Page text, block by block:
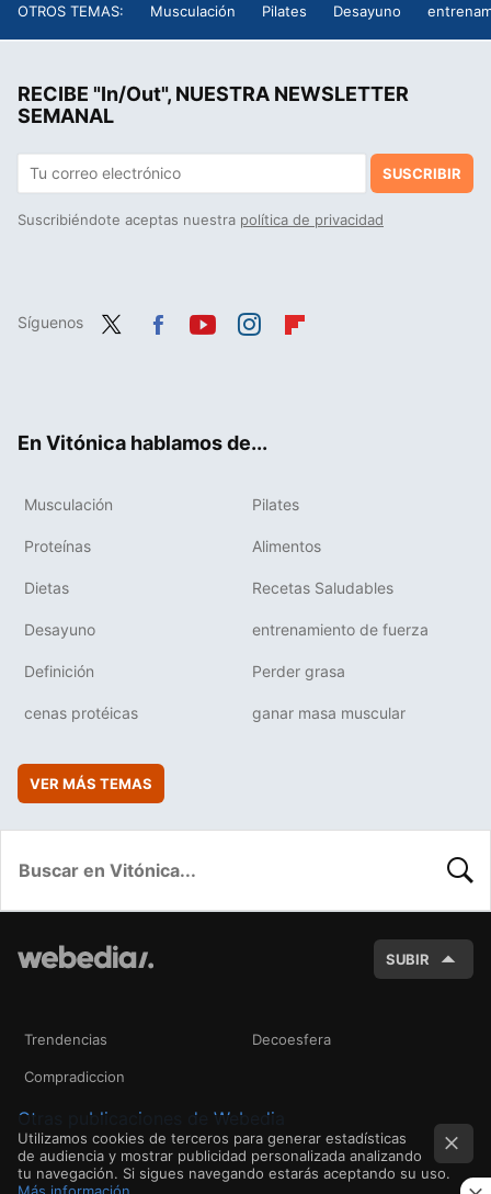
OTROS TEMAS: Musculación Pilates Desayuno
RECIBE "In/Out", NUESTRA NEWSLETTER
SEMANAL
SUSCRIBIR
Suscribiéndote aceptas nuestra política de privacidad
Síguenos
En Vitónica hablamos de...
Musculación Pilates
Proteínas Alimentos
Dietas Recetas Saludables
Desayuno entrenamiento de fuerza
Definición Perder grasa
cenas protéicas ganar masa muscular
VER MÁS TEMAS
SUBIR
Trendencias Decoesfera
Compradiccion
Otras publicaciones de Webedia
Utilizamos cookies de terceros para generar estadísticas
de audiencia y mostrar publicidad personalizada analizando
tu navegación. Si sigues navegando estarás aceptando su uso.